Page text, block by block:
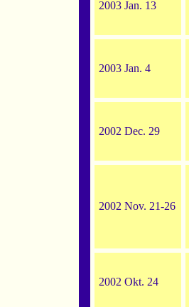
2003 Jan. 13
2003 Jan. 4
2002 Dec. 29
2002 Nov. 21-26
2002 Okt. 24